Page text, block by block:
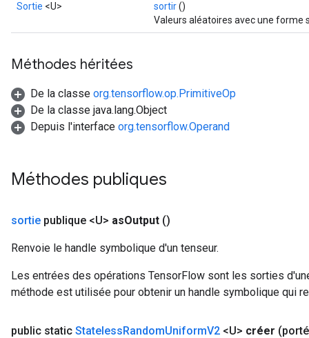
Sortie <U> sortir()
Valeurs aléatoires avec une forme
Méthodes héritées
De la classe org.tensorflow.op.PrimitiveOp
De la classe java.lang.Object
Depuis l'interface org.tensorflow.Operand
Méthodes publiques
sortie publique <U> asOutput ()
Renvoie le handle symbolique d'un tenseur.
Les entrées des opérations TensorFlow sont les sorties
méthode est utilisée pour obtenir un handle symbolique qui
public static StatelessRandomUniformV2 <U> créer